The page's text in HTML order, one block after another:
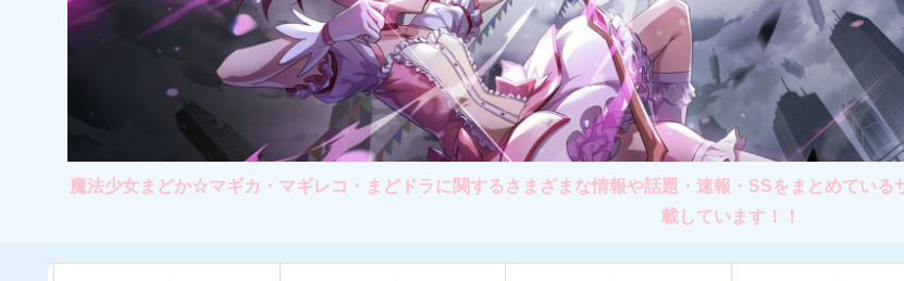
魔法少女まどか☆マギカ・マギレコ・まどドラに関するさまざまな情報や話題・速報・SSをまとめてい
載しています！！